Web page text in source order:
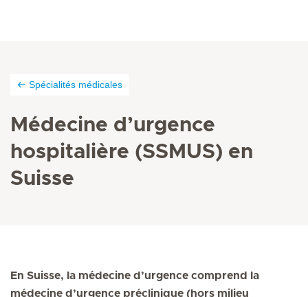
Spécialités médicales
Médecine d’urgence
hospitalière (SSMUS) en
Suisse
En Suisse, la médecine d’urgence comprend la
médecine d’urgence préclinique (hors milieu